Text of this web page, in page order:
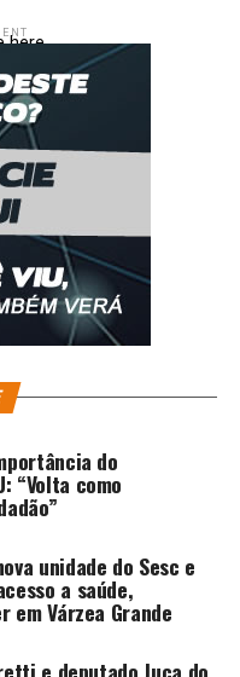
here
do
“Volta como
unidade do Sesc e
a saúde,
Várzea Grande